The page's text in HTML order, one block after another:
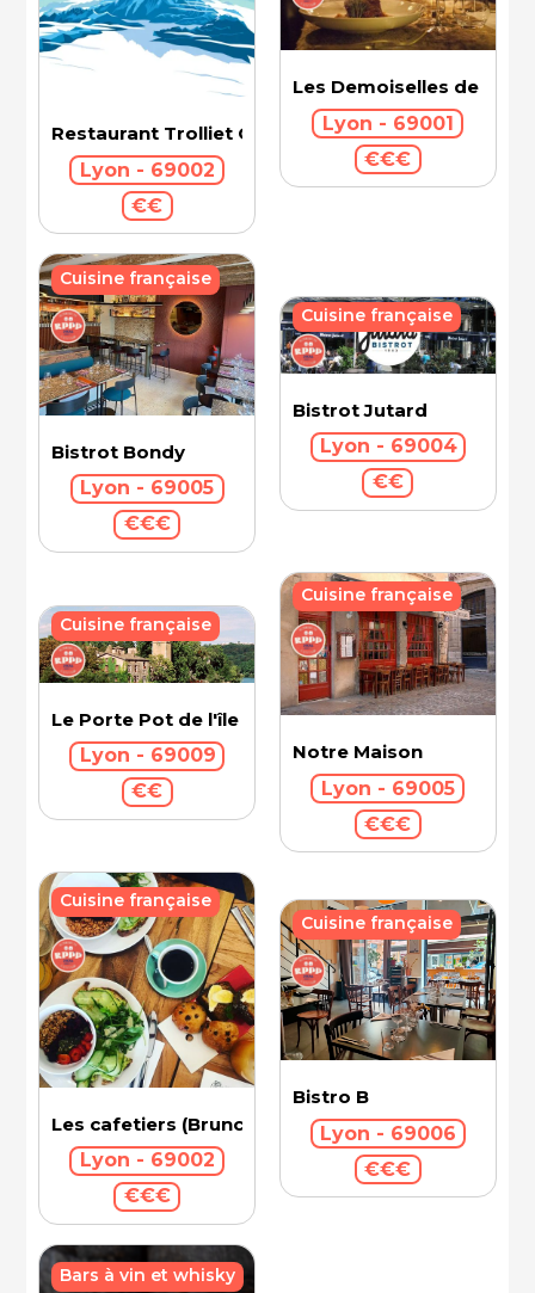
Restaurant Trolliet Grand Hotel Dieu
Lyon - 69002
€€
Les Demoiselles de
Lyon - 69001
€€€
Bistrot Bondy
Lyon - 69005
€€€
Cuisine française
Bistrot Jutard
Lyon - 69004
€€
Cuisine française
Le Porte Pot de l'île Barbe
Lyon - 69009
€€
Cuisine française
Notre Maison
Lyon - 69005
€€€
Cuisine française
Les cafetiers (Brunch)
Lyon - 69002
€€€
Cuisine française
Bistro B
Lyon - 69006
€€€
Cuisine française
Bars à vin et whisky